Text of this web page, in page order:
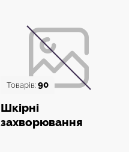
Товарів: 90
Шкірні
захворювання